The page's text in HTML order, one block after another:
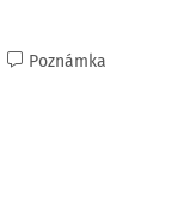
Poznámka